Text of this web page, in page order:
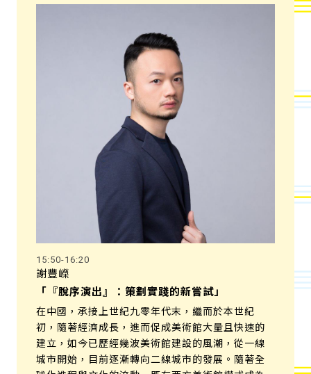
15:50-16:20
謝豐嶸
「『脫序演出』：策劃實踐的新嘗試」
在中國，承接上世紀九零年代末，繼而於本世紀
初，隨著經濟成長，進而促成美術館大量且快速的
建立，如今已歷經幾波美術館建設的風潮，從一線
城市開始，目前逐漸轉向二線城市的發展。隨著全